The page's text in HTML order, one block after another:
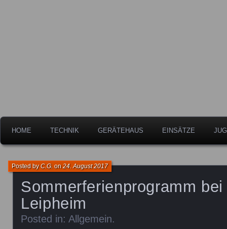
HOME TECHNIK GERÄTEHAUS EINSÄTZE
Sommerferienprogramm
Leipheim
Posted byC.G. on24. August 2017
Posted in: Allgemein.